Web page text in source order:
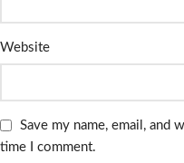
Website
Save my name, email, and
time I comment.